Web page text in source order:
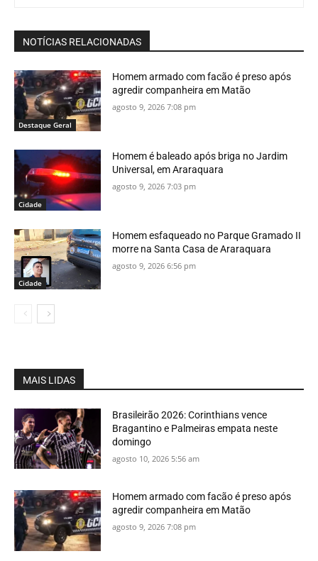
NOTÍCIAS RELACIONADAS
Destaque Geral
Homem armado com facão é preso após
agredir companheira em Matão
agosto 9, 2026 7:08 pm
Cidade
Homem é baleado após briga no Jardim
Universal, em Araraquara
agosto 9, 2026 7:03 pm
Cidade
Homem esfaqueado no Parque Gramado II
morre na Santa Casa de Araraquara
agosto 9, 2026 6:56 pm
MAIS LIDAS
Brasileirão 2026: Corinthians vence
Bragantino e Palmeiras empata neste
domingo
agosto 10, 2026 5:56 am
Homem armado com facão é preso após
agredir companheira em Matão
agosto 9, 2026 7:08 pm